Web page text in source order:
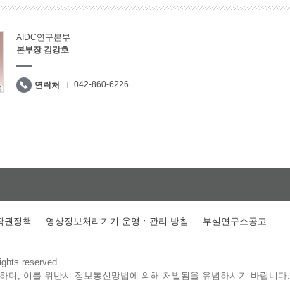
AIDC연구본부
본부장 김강호
연락처 042-860-6226
권정책 영상정보처리기기 운영ㆍ관리 방침 부설연구소공고
reserved.
며, 이를 위반시 정보통신망법에 의해 처벌됨을 유념하시기 바랍니다.